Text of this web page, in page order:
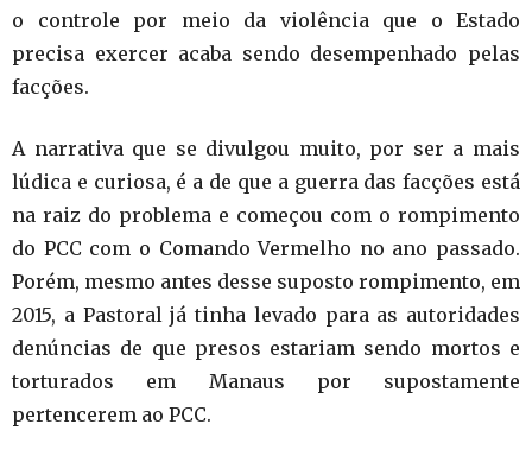
o controle por meio da violência que o Estado
precisa exercer acaba sendo desempenhado pelas
facções.
A narrativa que se divulgou muito, por ser a mais
lúdica e curiosa, é a de que a guerra das facções está
na raiz do problema e começou com o rompimento
do PCC com o Comando Vermelho no ano passado.
Porém, mesmo antes desse suposto rompimento, em
2015, a Pastoral já tinha levado para as autoridades
denúncias de que presos estariam sendo mortos e
torturados em Manaus por supostamente
pertencerem ao PCC.